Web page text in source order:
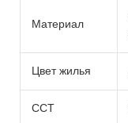
Материал
Цвет жилья
CCT